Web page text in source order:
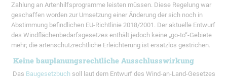
Zahlung an Artenhilfsprogramme leisten müssen. Diese Regelung war
geschaffen worden zur Umsetzung einer Änderung der sich noch in
Abstimmung befindlichen EU-Richtlinie 2018/2001. Der aktuelle Entwurf
des Windflächenbedarfsgesetzes enthält jedoch keine „go-to“-Gebiete
mehr; die artenschutzrechtliche Erleichterung ist ersatzlos gestrichen.
Keine bauplanungsrechtliche Ausschlusswirkung
Das Baugesetzbuch soll laut dem Entwurf des Wind-an-Land-Gesetzes